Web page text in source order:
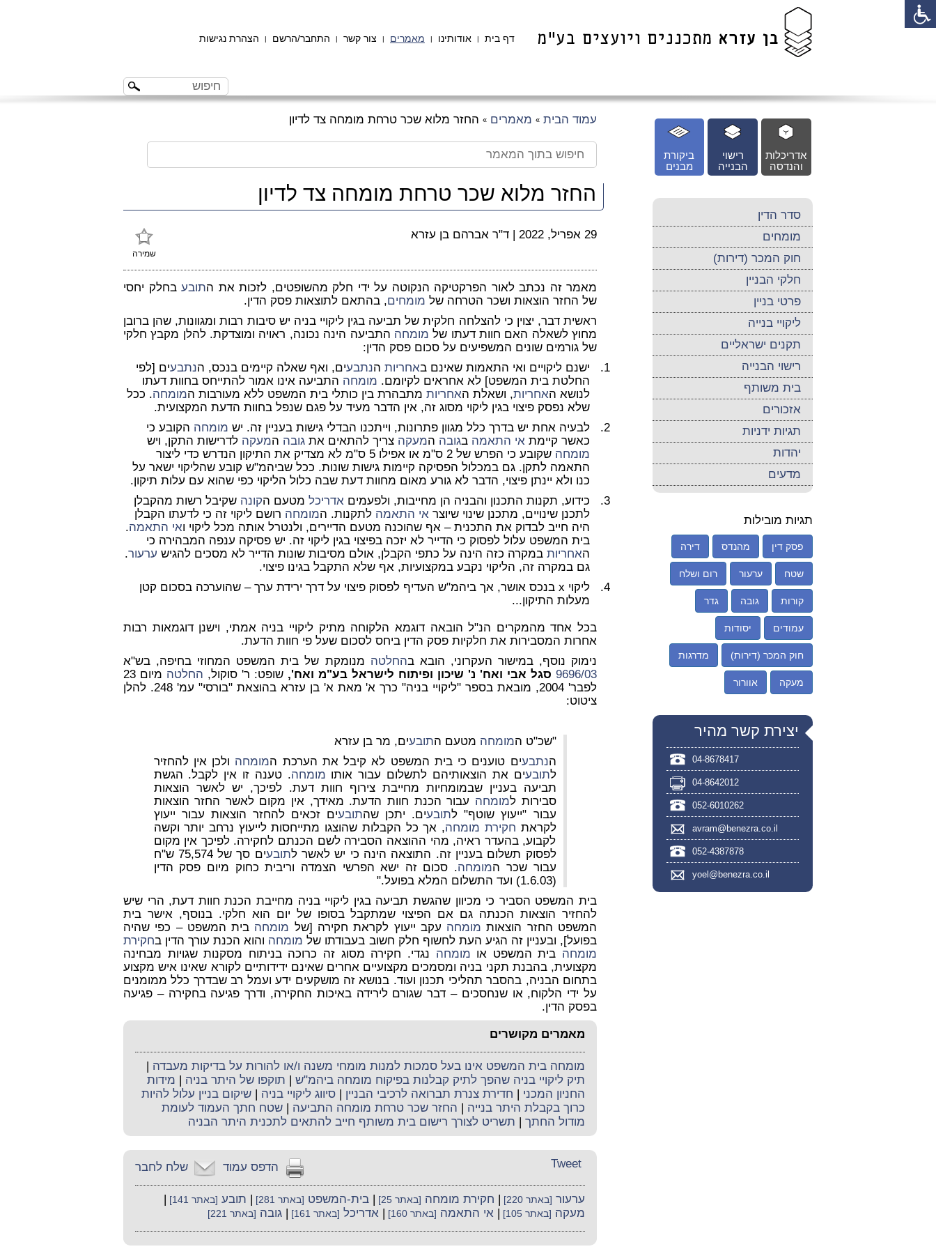
דף בית | אודותינו | מאמרים | צור קשר | התחבר/הרשם | הצהרת נגישות
עמוד הבית » מאמרים » החזר מלוא שכר טרחת מומחה צד לדיון
החזר מלוא שכר טרחת מומחה צד לדיון
שמירה
29 אפריל, 2022 | ד"ר אברהם בן עזרא
מאמר זה נכתב לאור הפרקטיקה הנקוטה על ידי חלק מהשופטים, לזכות את התובע בחלק יחסי
של החזר הוצאות ושכר הטרחה של מומחים, בהתאם לתוצאות פסק הדין.
ראשית דבר, יצוין כי להצלחה חלקית של תביעה בגין ליקויי בניה יש סיבות רבות ומגוונות, שהן ברובן
מחוץ לשאלה האם חוות דעתו של מומחה התביעה הינה נכונה, ראויה ומוצדקת. להלן מקבץ חלקי
של גורמים שונים המשפיעים על סכום פסק הדין:
ישנם ליקויים ואי התאמות שאינם באחריות הנתבעים, ואף שאלה קיימים בנכס, הנתבעים [לפי
החלטת בית המשפט] לא אחראים לקיומם. מומחה התביעה אינו אמור להתייחס בחוות דעתו
לנושא האחריות, ושאלת האחריות מתבהרת בין כותלי בית המשפט ללא מעורבות המומחה. ככל
שלא נפסק פיצוי בגין ליקוי מסוג זה, אין הדבר מעיד על פגם שנפל בחוות הדעת המקצועית.
לבעיה אחת יש בדרך כלל מגוון פתרונות, וייתכנו הבדלי גישות בעניין זה. יש מומחה הקובע כי
כאשר קיימת אי התאמה בגובה המעקה צריך להתאים את גובה המעקה לדרישות התקן, ויש
מומחה
שקובע כי הפרש של 2 ס"מ או אפילו 5 ס"מ לא מצדיק את התיקון הנדרש כדי ליצור
התאמה לתקן. גם במכלול הפסיקה קיימות גישות שונות. ככל שביהמ"ש קובע שהליקוי ישאר על
כנו ולא יינתן פיצוי, הדבר לא גורע מאום מחוות דעת שבה כלול הליקוי כפי שהוא עם עלות תיקון.
כידוע, תקנות התכנון והבניה הן מחייבות, ולפעמים אדריכל מטעם הקונה שקיבל רשות מהקבלן
לתכנן שינויים, מתכנן שינוי שיוצר אי התאמה לתקנות. המומחה רושם ליקוי זה כי לדעתו הקבלן
היה חייב לבדוק את התכנית – אף שהוכנה מטעם הדיירים, ולנטרל אותה מכל ליקוי ואי התאמה.
בית המשפט עלול לפסוק כי הדייר לא יזכה בפיצוי בגין ליקוי זה. יש פסיקה ענפה המבהירה כי
האחריות במקרה כזה הינה על כתפי הקבלן, אולם מסיבות שונות הדייר לא מסכים להגיש ערעור.
גם במקרה זה, הליקוי נקבע במקצועיות, אף שלא התקבל בגינו פיצוי.
ליקוי x בנכס אושר, אך ביהמ"ש העדיף לפסוק פיצוי על דרך ירידת ערך – שהוערכה בסכום קטן
מעלות התיקון...
בכל אחד מהמקרים הנ"ל הובאה דוגמא הלקוחה מתיק ליקויי בניה אמתי, וישנן דוגמאות רבות
אחרות המסבירות את חלקיות פסק הדין ביחס לסכום שעל פי חוות הדעת.
נימוק נוסף, במישור העקרוני, הובא בהחלטה מנומקת של בית המשפט המחוזי בחיפה, בש"א
9696/03 סגל אבי ואח' נ' שיכון ופיתוח לישראל בע"מ ואח', שופט: ר' סוקול, החלטה
מיום 23
לפבר' 2004, מובאת בספר "ליקויי בניה" כרך א' מאת א' בן עזרא בהוצאת "בורסי" עמ' 248. להלן
ציטוט:
"שכ"ט המומחה מטעם התובעים, מר בן עזרא
הנתבעים טוענים כי בית המשפט לא קיבל את הערכת המומחה ולכן אין להחזיר
לתובעים את הוצאותיהם לתשלום עבור אותו מומחה. טענה זו אין לקבל. הגשת
תביעה בעניין שבמומחיות מחייבת צירוף חוות דעת. לפיכך, יש לאשר הוצאות
סבירות למומחה עבור הכנת חוות הדעת. מאידך, אין מקום לאשר החזר הוצאות
עבור "ייעוץ שוטף" לתובעים. יתכן שהתובעים זכאים להחזר הוצאות עבור ייעוץ
לקראת חקירת מומחה, אך כל הקבלות שהוצגו מתייחסות לייעוץ נרחב יותר וקשה
לקבוע, בהעדר ראיה, מהי ההוצאה הסבירה לשם הכנתם לחקירה. לפיכך אין מקום
לפסוק תשלום בעניין זה. התוצאה הינה כי יש לאשר לתובע
ים סך של 75,574 ש"ח
עבור שכר המומחה. סכום זה ישא הפרשי הצמדה וריבית כחוק מיום פסק הדין
(1.6.03) ועד התשלום המלא בפועל."
בית המשפט הסביר כי מכיוון שהגשת תביעה בגין ליקויי בניה מחייבת הכנת חוות דעת, הרי שיש
להחזיר הוצאות הכנתה גם אם הפיצוי שמתקבל בסופו של יום הוא חלקי. בנוסף, אישר בית
המשפט החזר הוצאות מומחה עקב ייעוץ לקראת חקירה [של מומחה בית המשפט – כפי שהיה
בפועל], ובעניין זה הגיע העת לחשוף חלק חשוב בעבודתו של מומחה והוא הכנת עורך הדין בחקירת
מומחה בית המשפט או מומחה נגדי. חקירה מסוג זה כרוכה בניתוח מסקנות שגויות מבחינה
מקצועית, בהבנת תקני בניה ומסמכים מקצועיים אחרים שאינם ידידותיים לקורא שאינו איש מקצוע
בתחום הבניה, בהסבר תהליכי תכנון ועוד. בנושא זה מושקעים ידע ועמל רב שבדרך כלל ממומנים
על ידי הלקוח, או שנחסכים – דבר שגורם לירידה באיכות החקירה, ודרך פגיעה בחקירה – פגיעה
בפסק הדין.
מאמרים מקושרים
מומחה בית המשפט אינו בעל סמכות למנות מומחי משנה ו/או להורות על בדיקות מעבדה |
תיק ליקויי בניה שהפך לתיק קבלנות בפיקוח מומחה ביהמ"ש | תוקפו של היתר בניה | מידות
החניון המכני | חדירת צנרת תברואה לרכיבי הבניין | סיווג ליקויי בניה | שיקום בניין עלול להיות
כרוך בקבלת היתר בנייה | החזר שכר טרחת מומחה התביעה | שטח חתך העמוד לעומת
מודול החתך | תשריט לצורך רישום בית משותף חייב להתאים לתכנית היתר הבניה
שלח לחבר הדפס עמוד Tweet
ערעור [באתר 220] | חקירת מומחה [באתר 25] | בית-המשפט [באתר 281] | תובע [באתר 141]
|
מעקה [באתר 105] | אי התאמה [באתר 160] | אדריכל [באתר 161] | גובה [באתר 221]
ביקורת
מבנים
רישוי
הבנייה
אדריכלות
והנדסה
סדר הדין
מומחים
חוק המכר (דירות)
חלקי הבניין
פרטי בניין
ליקויי בנייה
תקנים ישראליים
רישוי הבנייה
בית משותף
אזכורים
תגיות ידניות
יהדות
מדעים
תגיות מובילות
פסק דין מהנדס דירה
שטח ערעור רום ושלח
קורות גובה גדר
עמודים יסודות
חוק המכר (דירות) מדרגות
מעקה אוורור
יצירת קשר מהיר
04-8678417
04-8642012
052-6010262
avram@benezra.co.il
052-4387878
yoel@benezra.co.il